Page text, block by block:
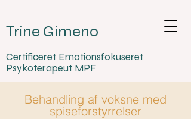
Trine Gimeno
Certificeret Emotionsfokuseret
Psykoterapeut MPF
Behandling af voksne med
spiseforstyrrelser